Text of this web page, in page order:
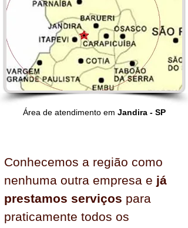
Área de atendimento em Jandira - SP
Conhecemos a região como
nenhuma outra empresa e já
prestamos serviços para
praticamente todos os